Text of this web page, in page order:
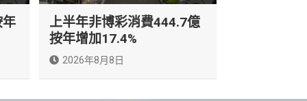
上半年非博彩消費444.7億
按年增加17.4%
2026年8月8日